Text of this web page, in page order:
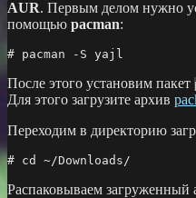
AUR. Первым делом нужно
помощью pacman:
# pacman -S yajl
После этого установим пакет
Для этого загрузите архив
Переходим в директорию
# cd ~/Downloads/
Распаковываем загруженный